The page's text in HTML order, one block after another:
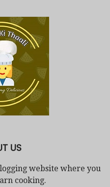
US
website where you
cooking.